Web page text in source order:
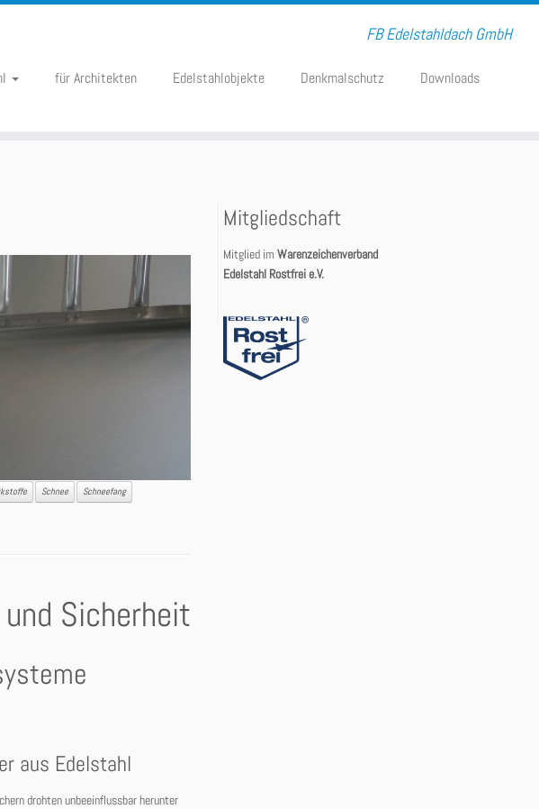
FB Edelstahldach GmbH
für Architekten Edelstahlobjekte Denkmalschutz
Downloads
Schnee
Schneefang
Sicherheit
aus Edelstahl
drohten unbeeinflussbar herunter
Mitgliedschaft
Mitglied im Warenzeichenverband
Edelstahl Rostfrei e.V.